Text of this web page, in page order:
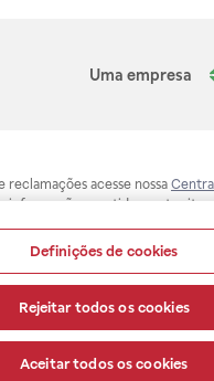
Uma empresa
reclamações acesse nossa
informações contidas neste site
de saúde e prescrever o
consultar o site:
são compromissos da Raia
Definições de cookies
Rejeitar todos os cookies
Aceitar todos os cookies